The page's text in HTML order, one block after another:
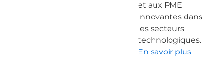
et aux PME
innovantes dans
les secteurs
technologiques.
En savoir plus